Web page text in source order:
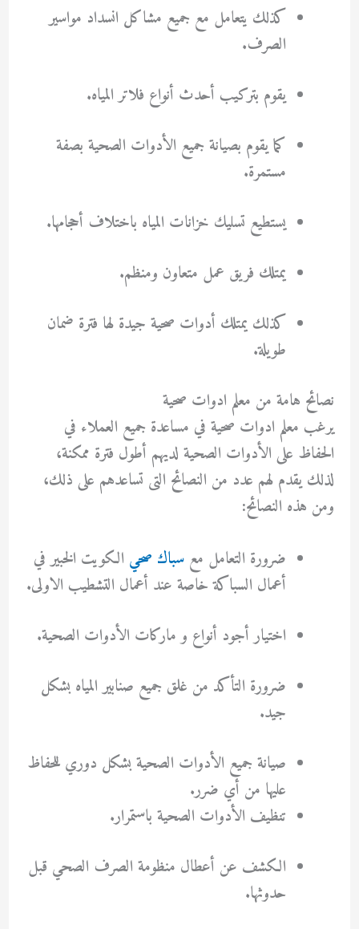
كذلك يتعامل مع جميع مشاكل انسداد مواسير
الصرف.
يقوم بتركيب أحدث أنواع فلاتر المياه.
كما يقوم بصيانة جميع الأدوات الصحية بصفة
مستمرة.
يستطيع تسليك خزانات المياه باختلاف أحجامها.
يمتلك فريق عمل متعاون ومنظم.
كذلك يمتلك أدوات صحية جيدة لها فترة ضمان
طويلة.
نصائح هامة من معلم ادوات صحية
يرغب معلم ادوات صحيةفي مساعدة جميع العملاء في
الحفاظ على الأدوات الصحية لديهم أطول فترة ممكنة،
لذلك يقدم لهم عدد من النصائح التى تساعدهم على ذلك،
ومن هذه النصائح:
ضرورة التعامل مع سباك صحي الكويت الخبير في
أعمال السباكة خاصة عند أعمال التشطيب الاولى.
اختيار أجود أنواع و ماركات الأدوات الصحية.
ضرورة التأكد من غلق جميع صنابير المياه بشكل
جيد.
صيانة جميع الأدوات الصحية بشكل دوري للحفاظ
عليها من أي ضرر.
تنظيف الأدوات الصحية باستمرار.
الكشف عن أعطال منظومة الصرف الصحي قبل
حدوثها.